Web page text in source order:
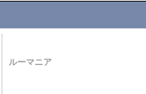
ルーマニア